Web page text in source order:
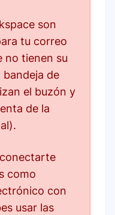
son
tu correo
no tienen su
de
el buzón y
de la
como
con
usar las